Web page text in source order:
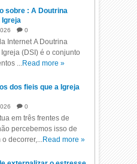
sobre : A Doutrina
Igreja
0
Internet A Doutrina
(DSI) é o conjunto
...Read more »
dos fieis que a Igreja
0
em três frentes de
percebemos isso de
decorrer,...Read more »